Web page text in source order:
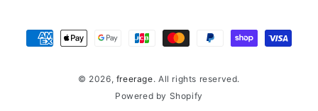
© 2026, freerage. All rights reserved.
Powered by Shopify